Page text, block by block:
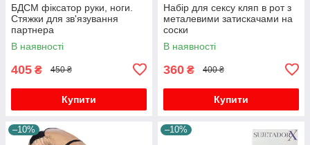
БДСМ фіксатор руки, ноги.
Стяжки для зв'язування
партнера
В наявності
405 ₴ 450 ₴
Купити
Набір для сексу кляп в рот з
металевими затискачами на
соски
В наявності
360 ₴ 400 ₴
Купити
–10% –10%